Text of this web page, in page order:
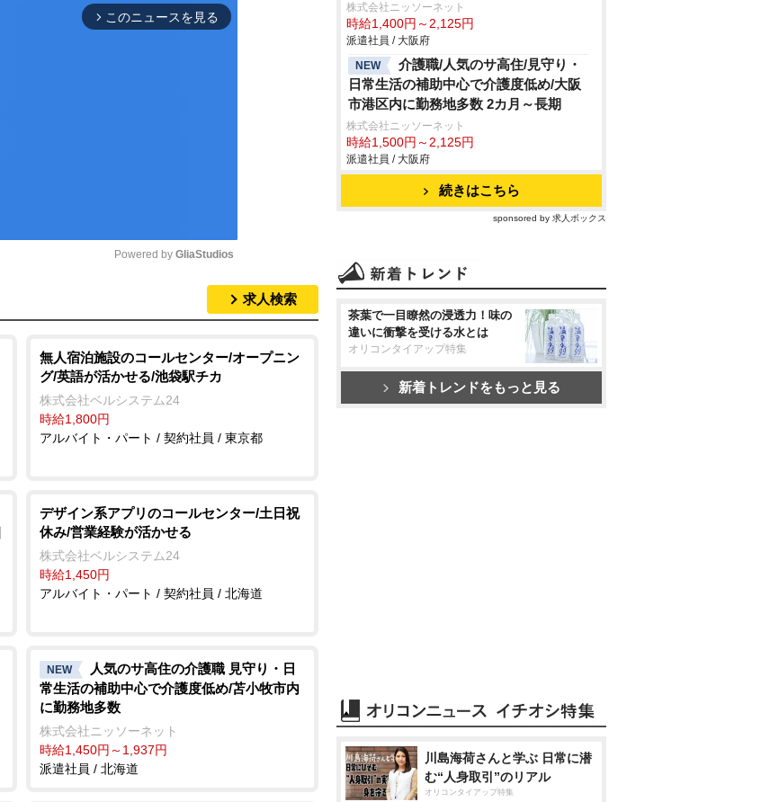
arrow_forward_ios このニュースを見る
t
e
Powered by GliaStudios
求人検索
無人宿泊施設のコールセンター/オープニン
グ/英語が活かせる/池袋駅チカ
株式会社ベルシステム24
時給1,800円
アルバイト・パート / 契約社員 / 東京都
デザイン系アプリのコールセンター/土日祝
休み/営業経験が活かせる
株式会社ベルシステム24
時給1,450円
アルバイト・パート / 契約社員 / 北海道
NEW
人気のサ高住の介護職 見守り・日
常生活の補助中心で介護度低め/苫小牧市内
に勤務地多数
株式会社ニッソーネット
時給1,450円～1,937円
派遣社員 / 北海道
株式会社ニッソーネット
時給1,400円～2,125円
派遣社員 / 大阪府
NEW
介護職/人気のサ高住/見守り・
日常生活の補助中心で介護度低め/大阪
市港区内に勤務地多数 2カ月～長期
株式会社ニッソーネット
時給1,500円～2,125円
派遣社員 / 大阪府
続きはこちら
sponsored by 求人ボックス
茶葉で一目瞭然の浸透力！味の
違いに衝撃を受ける水とは
オリコンタイアップ特集
新着トレンドをもっと見る
川島海荷さんと学ぶ 日常に潜
む“人身取引”のリアル
オリコンタイアップ特集